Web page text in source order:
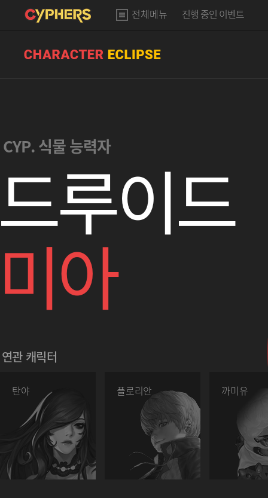
전체메뉴 진행 중인 이벤트
CYP. 식물 능력자
루이드
아
연관 캐릭터
탄야 플로리안 까미유